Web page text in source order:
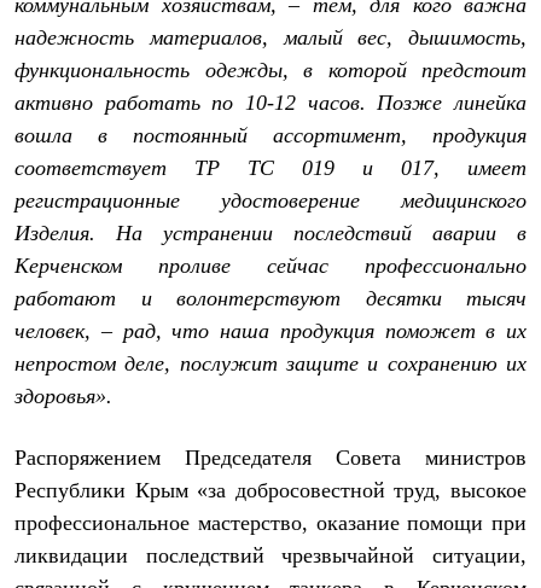
Пуховые
Комбинированные
С синтетическим утеплителем
Аксессуары для спальников
Сумки и баулы
Баулы
Сумки
Гермомешки
Полезные аксессуары
Книги
Еда
Коврики
Обувь
Женская обувь
Сапоги
Мужская обувь
Кроссовки
Гамаши и бахилы
Гамаши
Тапочки и чуни
коммунальным хозяйствам, – тем, для кого важна
надежность материалов, малый вес, дышимость,
функциональность одежды, в которой предстоит
активно работать по 10-12 часов. Позже линейка
вошла в постоянный ассортимент, продукция
соответствует ТР ТС 019 и 017, имеет
регистрационные удостоверение медицинского
Изделия. На устранении последствий аварии в
Керченском проливе сейчас профессионально
работают и волонтерствуют десятки тысяч
человек, – рад, что наша продукция поможет в их
непростом деле, послужит защите и сохранению их
здоровья».
Распоряжением Председателя Совета министров
Республики Крым «за добросовестной труд, высокое
профессиональное мастерство, оказание помощи при
ликвидации последствий чрезвычайной ситуации,